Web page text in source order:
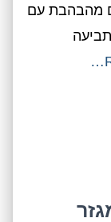
מהבהבת עם